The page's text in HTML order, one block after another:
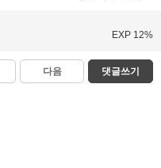
EXP 12%
다음 댓글쓰기